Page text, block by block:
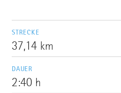
STRECKE
37,14 km
DAUER
2:40 h